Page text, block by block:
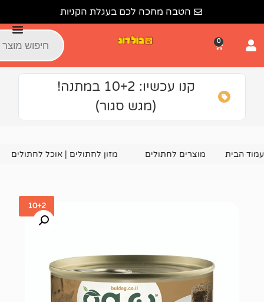
הטבה מחכה לכם בעגלת הקניות
קנו עכשיו: 10+2 במתנה!
(מגש סגור)
לחתולים מזון לחתולים | אוכל לחתולים מעדן לחתולים